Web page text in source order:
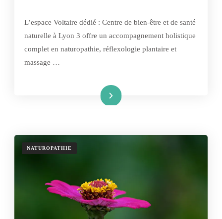
L’espace Voltaire dédié : Centre de bien-être et de santé
naturelle à Lyon 3 offre un accompagnement holistique
complet en naturopathie, réflexologie plantaire et
massage …
Lire la suite
NATUROPATHIE